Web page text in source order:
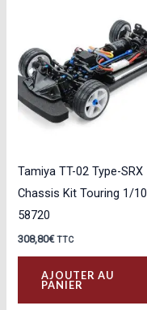
Tamiya TT-02 Type-SRX
Chassis Kit Touring 1/10
58720
308,80€ TTC
AJOUTER AU
PANIER